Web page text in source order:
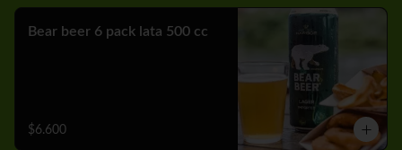
Bear beer 6 pack lata 500 cc
$6.600